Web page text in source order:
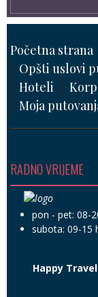
Početna strana
Opšti uslovi
Hoteli
Moja
RADNO VRIJEME
pon - pet: 08-
subota: 09-15
Happy